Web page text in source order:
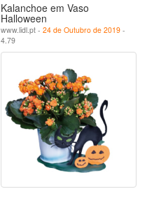
Kalanchoe em Vaso
Halloween
www.lidl.pt - 24 de Outubro de 2019 -
4.79